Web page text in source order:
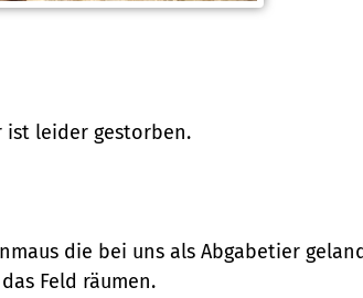
ist leider gestorben.
die bei uns als Abgabetier
Feld räumen.